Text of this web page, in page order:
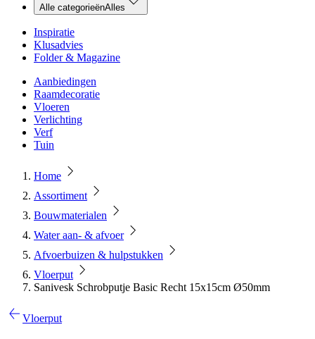
Alle categorieënAlles
Inspiratie
Klusadvies
Folder & Magazine
Aanbiedingen
Raamdecoratie
Vloeren
Verlichting
Verf
Tuin
Home
Assortiment
Bouwmaterialen
Water aan- & afvoer
Afvoerbuizen & hulpstukken
Vloerput
Sanivesk Schrobputje Basic Recht 15x15cm Ø50mm
Vloerput